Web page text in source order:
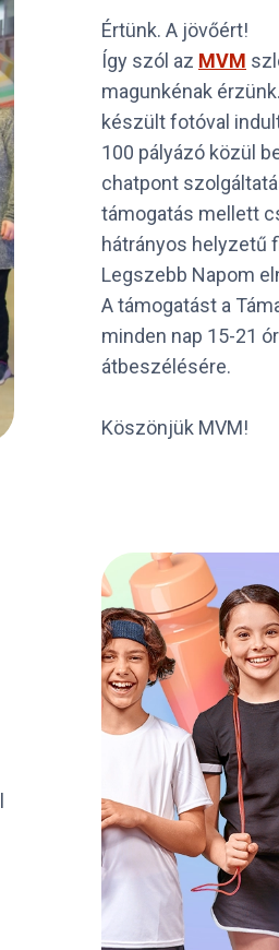
Értünk. A jövőért!
Így szól az MVM
magunkénak
készült fotóval
100 pályázó közül
chatpont
támogatás mellett
hátrányos helyzetű
Legszebb Napom
A támogatást a
minden nap 15-21
átbeszélésére.
Köszönjük MVM!